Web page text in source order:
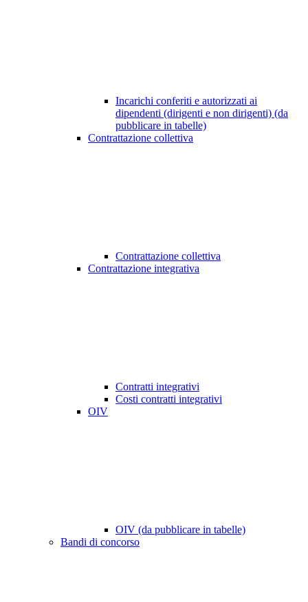
Incarichi conferiti e autorizzati ai
dipendenti (dirigenti e non dirigenti) (da
pubblicare in tabelle)
Contrattazione collettiva
Contrattazione collettiva
Contrattazione integrativa
Contratti integrativi
Costi contratti integrativi
OIV
OIV (da pubblicare in tabelle)
Bandi di concorso